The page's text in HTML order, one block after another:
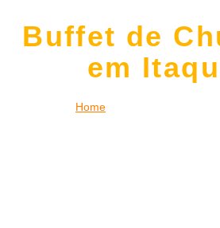
Buffet de
em
Home